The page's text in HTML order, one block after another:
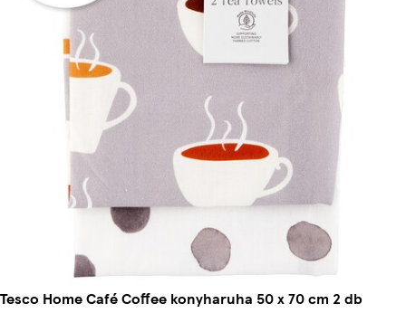
Tesco Home Café Coffee konyharuha 50 x 70 cm 2 db